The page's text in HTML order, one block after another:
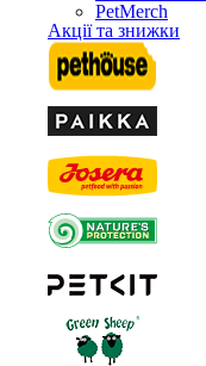
PetMerch
Акції та знижки